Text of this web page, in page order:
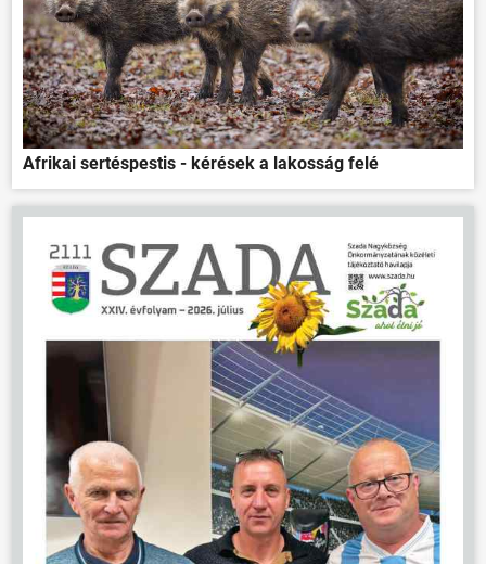
Afrikai sertéspestis - kérések a lakosság felé